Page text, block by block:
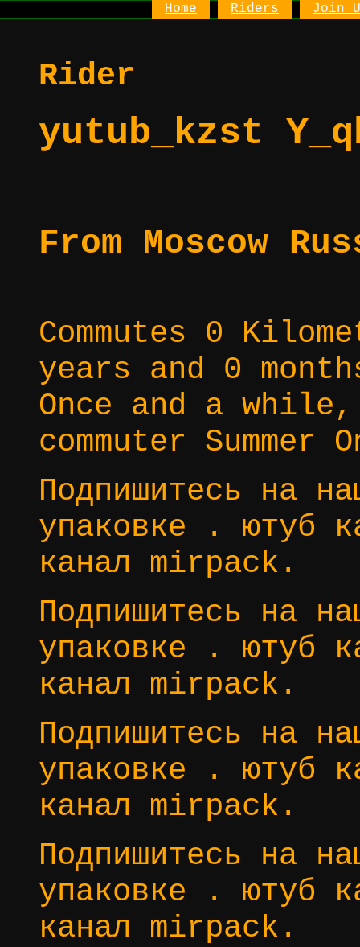
Home Riders Join
Rider
yutub_kzst
From Moscow
Commutes 0
years and 0
Once and a
commuter Summer
Подпишитесь на
упаковке . ютуб
канал mirpack.
Подпишитесь на
упаковке . ютуб
канал mirpack.
Подпишитесь на
упаковке . ютуб
канал mirpack.
Подпишитесь на
упаковке . ютуб
канал mirpack.